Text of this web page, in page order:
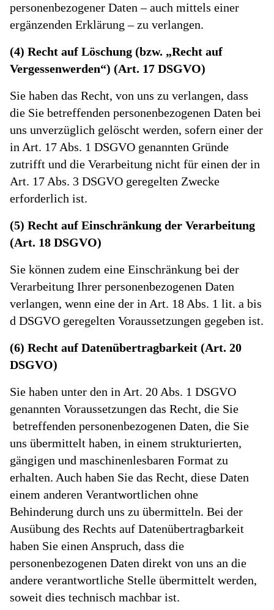
personenbezogener Daten – auch mittels einer
ergänzenden Erklärung – zu verlangen.
(4) Recht auf Löschung (bzw. „Recht auf
Vergessenwerden“) (Art. 17 DSGVO)
Sie haben das Recht, von uns zu verlangen, dass
die Sie betreffenden personenbezogenen Daten bei
uns unverzüglich gelöscht werden, sofern einer der
in Art. 17 Abs. 1 DSGVO genannten Gründe
zutrifft und die Verarbeitung nicht für einen der in
Art. 17 Abs. 3 DSGVO geregelten Zwecke
erforderlich ist.
(5) Recht auf Einschränkung der Verarbeitung
(Art. 18 DSGVO)
Sie können zudem eine Einschränkung bei der
Verarbeitung Ihrer personenbezogenen Daten
verlangen, wenn eine der in Art. 18 Abs. 1 lit. a bis
d DSGVO geregelten Voraussetzungen gegeben ist.
(6) Recht auf Datenübertragbarkeit (Art. 20
DSGVO)
Sie haben unter den in Art. 20 Abs. 1 DSGVO
genannten Voraussetzungen das Recht, die Sie
betreffenden personenbezogenen Daten, die Sie
uns übermittelt haben, in einem strukturierten,
gängigen und maschinenlesbaren Format zu
erhalten. Auch haben Sie das Recht, diese Daten
einem anderen Verantwortlichen ohne
Behinderung durch uns zu übermitteln. Bei der
Ausübung des Rechts auf Datenübertragbarkeit
haben Sie einen Anspruch, dass die
personenbezogenen Daten direkt von uns an die
andere verantwortliche Stelle übermittelt werden,
soweit dies technisch machbar ist.